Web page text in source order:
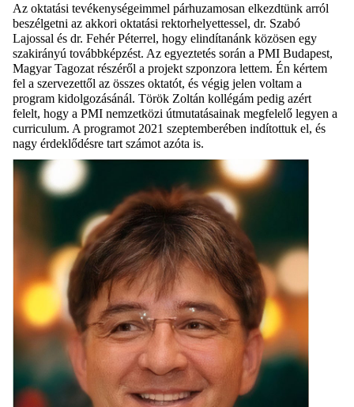
Az oktatási tevékenységeimmel párhuzamosan elkezdtünk arról
beszélgetni az akkori oktatási rektorhelyettessel, dr. Szabó
Lajossal és dr. Fehér Péterrel, hogy elindítanánk közösen egy
szakirányú továbbképzést. Az egyeztetés során a PMI Budapest,
Magyar Tagozat részéről a projekt szponzora lettem. Én kértem
fel a szervezettől az összes oktatót, és végig jelen voltam a
program kidolgozásánál. Török Zoltán kollégám pedig azért
felelt, hogy a PMI nemzetközi útmutatásainak megfelelő legyen a
curriculum. A programot 2021 szeptemberében indítottuk el, és
nagy érdeklődésre tart számot azóta is.